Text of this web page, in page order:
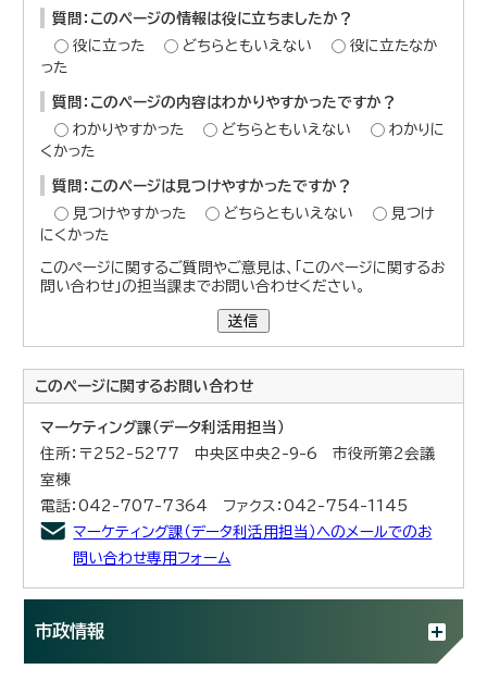
質問：このページの情報は役に立ちましたか？
役に立った
どちらともいえない
役に立たなか
った
質問：このページの内容はわかりやすかったですか？
わかりやすかった
どちらともいえない
わかりに
くかった
質問：このページは見つけやすかったですか？
見つけやすかった
どちらともいえない
見つけ
にくかった
このページに関するご質問やご意見は、「このページに関するお
問い合わせ」の担当課までお問い合わせください。
送信
このページに関するお問い合わせ
マーケティング課（データ利活用担当）
住所：〒252-5277 中央区中央2-9-6 市役所第2会議
室棟
電話：042-707-7364 ファクス：042-754-1145
マーケティング課（データ利活用担当）へのメールでのお
問い合わせ専用フォーム
市政情報